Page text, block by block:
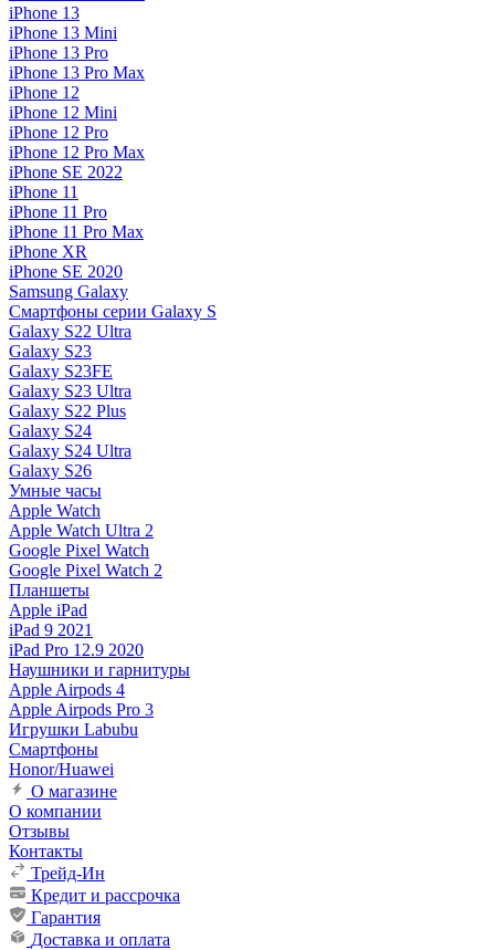
iPhone 13
iPhone 13 Mini
iPhone 13 Pro
iPhone 13 Pro Max
iPhone 12
iPhone 12 Mini
iPhone 12 Pro
iPhone 12 Pro Max
iPhone SE 2022
iPhone 11
iPhone 11 Pro
iPhone 11 Pro Max
iPhone XR
iPhone SE 2020
Samsung Galaxy
Смартфоны серии Galaxy S
Galaxy S22 Ultra
Galaxy S23
Galaxy S23FE
Galaxy S23 Ultra
Galaxy S22 Plus
Galaxy S24
Galaxy S24 Ultra
Galaxy S26
Умные часы
Apple Watch
Apple Watch Ultra 2
Google Pixel Watch
Google Pixel Watch 2
Планшеты
Apple iPad
iPad 9 2021
iPad Pro 12.9 2020
Наушники и гарнитуры
Apple Airpods 4
Apple Airpods Pro 3
Игрушки Labubu
Смартфоны
Honor/Huawei
О магазине
О компании
Отзывы
Контакты
Трейд-Ин
Кредит и рассрочка
Гарантия
Доставка и оплата